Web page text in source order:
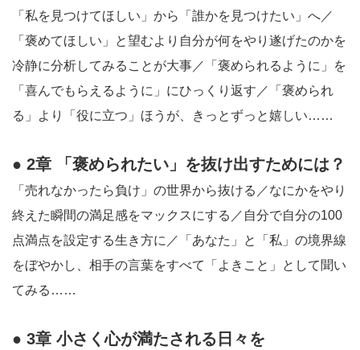
「私を見つけてほしい」から「誰かを見つけたい」へ／
「褒めてほしい」と望むより自分が何をやり遂げたのかを
冷静に分析してみることが大事／「褒められるように」を
「喜んでもらえるように」にひっくり返す／「褒められ
る」より「役に立つ」ほうが、きっとずっと嬉しい……
● 2章 「褒められたい」を抜け出すためには？
「売れなかったら負け」の世界から抜ける／なにかをやり
終えた瞬間の満足感をマックスにする／自分で自分の100
点満点を設定する生き方に／「あなた」と「私」の境界線
をぼやかし、相手の言葉をすべて「よきこと」として聞い
てみる……
● 3章 小さく心が満たされる日々を